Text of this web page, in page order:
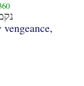
vengeance,